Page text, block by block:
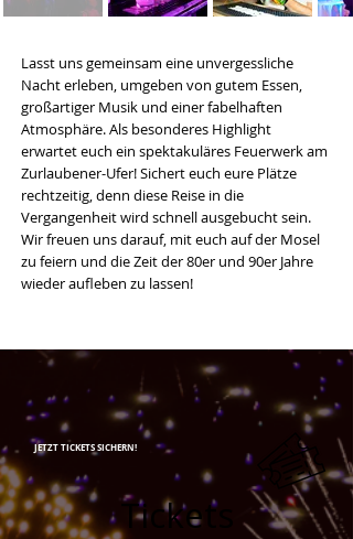
Lasst uns gemeinsam eine unvergessliche
Nacht erleben, umgeben von gutem Essen,
großartiger Musik und einer fabelhaften
Atmosphäre. Als besonderes Highlight
erwartet euch ein spektakuläres Feuerwerk am
Zurlaubener-Ufer! Sichert euch eure Plätze
rechtzeitig, denn diese Reise in die
Vergangenheit wird schnell ausgebucht sein.
Wir freuen uns darauf, mit euch auf der Mosel
zu feiern und die Zeit der 80er und 90er Jahre
wieder aufleben zu lassen!
JETZT TICKETS SICHERN!
Tickets